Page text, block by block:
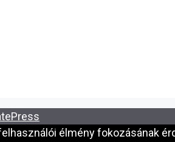
élmény fokozásának